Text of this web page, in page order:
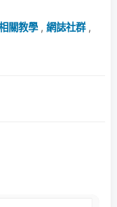
關教學, 網誌社群,